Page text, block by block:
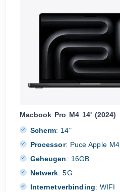
Macbook Pro M4 14' (2024)
Scherm: 14"
Processor: Puce Apple M4
Geheugen: 16GB
Netwerk: 5G
Internetverbinding: WIFI